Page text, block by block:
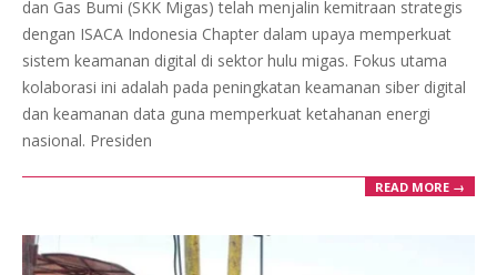
dan Gas Bumi (SKK Migas) telah menjalin kemitraan strategis
dengan ISACA Indonesia Chapter dalam upaya memperkuat
sistem keamanan digital di sektor hulu migas. Fokus utama
kolaborasi ini adalah pada peningkatan keamanan siber digital
dan keamanan data guna memperkuat ketahanan energi
nasional. Presiden
READ MORE →